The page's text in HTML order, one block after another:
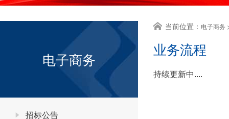
电子商务
招标公告
当前位置： 电子商务
业务流程
持续更新中....